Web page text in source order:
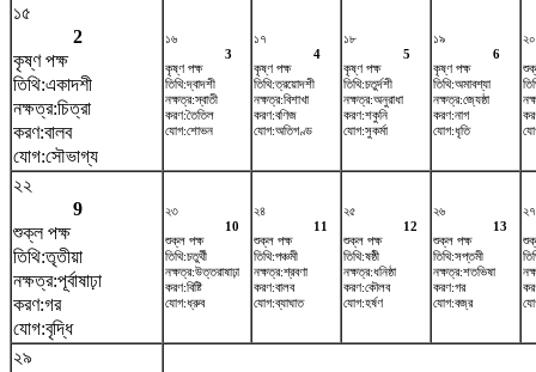
১৫
2
কৃষ্ণ পক্ষ
তিথি:একাদশী
নক্ষত্র:চিত্রা
করণ:বালব
যোগ:সৌভাগ্য
১৬
3
কৃষ্ণ পক্ষ
তিথি:দ্বাদশী
নক্ষত্র:স্বাতী
করণ:তৈতিল
যোগ:শোভন
১৭
4
কৃষ্ণ পক্ষ
তিথি:ত্রয়োদশী
নক্ষত্র:বিশাখা
করণ:বণিজ
যোগ:অতিগণ্ড
১৮
5
কৃষ্ণ পক্ষ
তিথি:চতুর্দশী
নক্ষত্র:অনুরাধা
করণ:শকুনি
যোগ:সুকর্মা
১৯
6
কৃষ্ণ পক্ষ
তিথি:অমাবশ্যা
নক্ষত্র:জ্যেষ্ঠা
করণ:নাগ
যোগ:ধৃতি
২০
২২
9
শুক্ল পক্ষ
তিথি:তৃতীয়া
নক্ষত্র:পূর্বাষাঢ়া
করণ:গর
যোগ:বৃদ্ধি
২৩
10
শুক্ল পক্ষ
তিথি:চতুর্থী
নক্ষত্র:উত্তরাষাঢ়া
করণ:বিষ্টি
যোগ:ধ্রুব
২৪
11
শুক্ল পক্ষ
তিথি:পঞ্চমী
নক্ষত্র:শ্রবণা
করণ:বালব
যোগ:ব্যাঘাত
২৫
12
শুক্ল পক্ষ
তিথি:ষষ্ঠী
নক্ষত্র:ধনিষ্ঠা
করণ:কৌলব
যোগ:হর্ষণ
২৬
13
শুক্ল পক্ষ
তিথি:সপ্তমী
নক্ষত্র:শতভিষ‌া
করণ:গর
যোগ:বজ্র
২৭
২৯